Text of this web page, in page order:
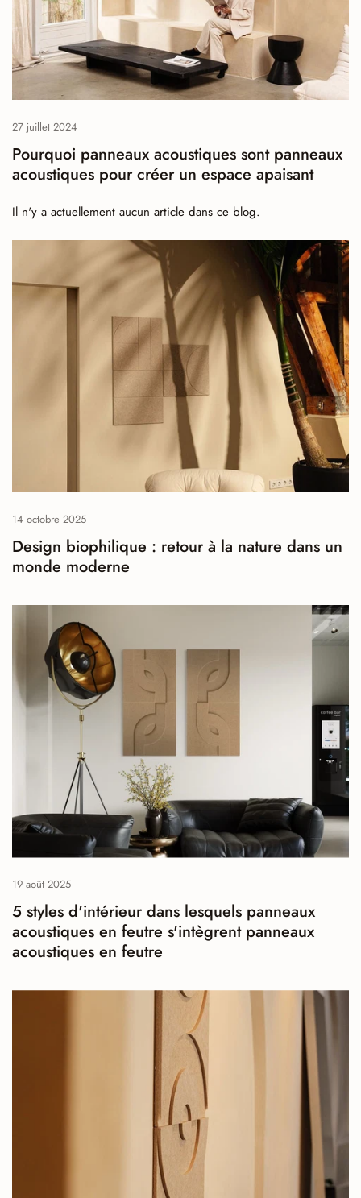
27 juillet 2024
Pourquoi panneaux acoustiques sont panneaux
acoustiques pour créer un espace apaisant
Il n'y a actuellement aucun article dans ce blog.
14 octobre 2025
Design biophilique : retour à la nature dans un
monde moderne
19 août 2025
5 styles d'intérieur dans lesquels panneaux
acoustiques en feutre s'intègrent panneaux
acoustiques en feutre